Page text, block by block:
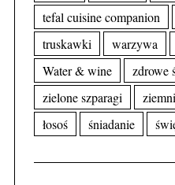
tefal cuisine companion
truskawki
warzywa
Water & wine
zdrowe
zielone szparagi
łosoś
śniadanie